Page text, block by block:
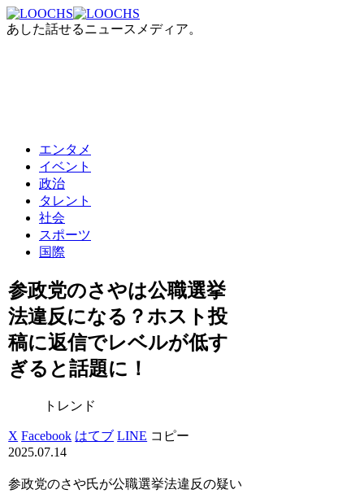
あした話せるニュースメディア。
エンタメ
イベント
政治
タレント
社会
スポーツ
国際
参政党のさやは公職選挙
法違反になる？ホスト投
稿に返信でレベルが低す
ぎると話題に！
トレンド
X Facebook はてブ LINE コピー
2025.07.14
参政党のさや氏が公職選挙法違反の疑い